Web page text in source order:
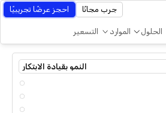
الحلول الموارد التسعير
جرب مجانًا احجز عرضًا تجريبيًا
النمو بقيادة الابتكار